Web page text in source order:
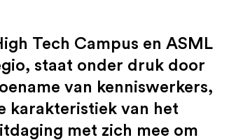
Tech Campus en ASML
staat onder druk door
van kenniswerkers,
karakteristiek van het
met zich mee om